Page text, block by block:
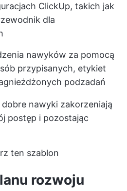
ClickUp, takich jak
dla
nawyków za pomocą
przypisanych, etykiet
podzadań
nawyki zakorzeniają
postęp i pozostając
ten szablon
rozwoju